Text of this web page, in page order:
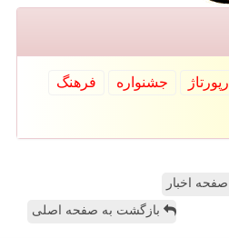
رپورتاژ جشنواره
فرهنگ
صفحه اخبار
بازگشت به صفحه اصلی